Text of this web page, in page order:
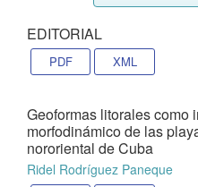
EDITORIAL
PDF XML
Geoformas litorales como
morfodinámico de las
nororiental de Cuba
Ridel Rodríguez Paneque